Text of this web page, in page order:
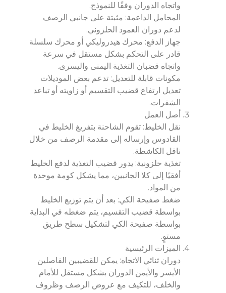
واتجاه الدوران وفقًا للنموذج.
المحامل الداعمة: مثبتة على جانبي الرصف
لدعم دوران العمود الحلزوني.
جهاز الدفع: محرك هيدروليكي أو محرك سلسلة
قادر على التحكم بشكل مستقل في سرعة
واتجاه قضبان التغذية اليمنى واليسرى.
مكونات قابلة للتعديل: تدعم بعض الموديلات
تعديل ارتفاع قضيب التقسيم أو زاويته أو تباعد
الشفرات.
أصل العمل
نقل الخليط: تقوم الشاحنة بتفريغ الخليط في
القادوس وإرساله إلى مقدمة الرصف من خلال
ناقل الكاشطة.
تغذية حلزونية: يدور قضيب التغذية لدفع الخليط
أفقيًا إلى كلا الجانبين، مما يشكل كومة موحدة
من المواد.
ضغط صفيحة الكي: بعد أن يتم توزيع الخليط
بواسطة قضيب التقسيم، يتم ضغطه في البداية
بواسطة صفيحة الكي لتشكيل سطح طريق
مستوٍ.
الميزات الرئيسية
دوران ثنائي الاتجاه: يمكن للقضيبين الفاصلين
الأيسر والأيمن الدوران بشكل مستقل للأمام
والخلف، للتكيف مع عروض الرصف وظروف